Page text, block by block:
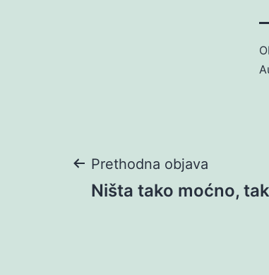
Navigacija
Prethodna objava
Ništa tako moćno,